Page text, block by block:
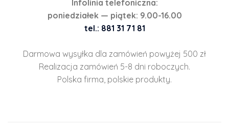
Infolinia telefoniczna:
poniedziałek — piątek: 9.00-16.00
tel.: 881 31 71 81
Darmowa wysyłka dla zamówień powyżej 500 zł
Realizacja zamówień 5-8 dni roboczych.
Polska firma, polskie produkty.